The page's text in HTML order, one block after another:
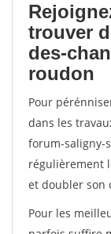
trouver
des-
roudon
Pour
dans les
forum-saligny-
régulièrement
et doubler son
Pour les